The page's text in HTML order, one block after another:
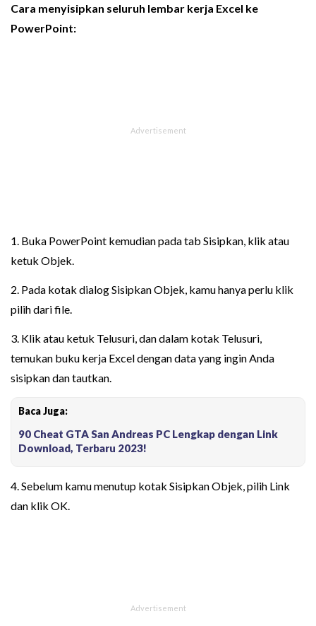
Cara menyisipkan seluruh lembar kerja Excel ke
PowerPoint:
1. Buka PowerPoint kemudian pada tab Sisipkan, klik atau
ketuk Objek.
2. Pada kotak dialog Sisipkan Objek, kamu hanya perlu klik
pilih dari file.
3. Klik atau ketuk Telusuri, dan dalam kotak Telusuri,
temukan buku kerja Excel dengan data yang ingin Anda
sisipkan dan tautkan.
Baca Juga:
90 Cheat GTA San Andreas PC Lengkap dengan Link
Download, Terbaru 2023!
4. Sebelum kamu menutup kotak Sisipkan Objek, pilih Link
dan klik OK.